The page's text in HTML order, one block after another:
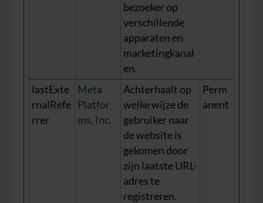
bezoeker op
verschillende
apparaten en
marketingkanal
en.
lastExte
rnalRefe
rrer
Meta
Platfor
ms, Inc.
Achterhaalt op
welke wijze de
gebruiker naar
de website is
gekomen door
zijn laatste URL-
adres te
registreren.
Perm
anent